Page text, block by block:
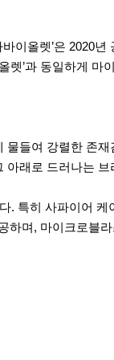
이올렛’은 2020
렛’과 동일하게
물들여 강렬한 존
아래로 드러나는
. 특히 사파이어
하며, 마이크로블